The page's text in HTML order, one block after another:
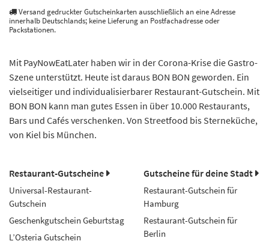
Versand gedruckter Gutscheinkarten ausschließlich an eine Adresse
innerhalb Deutschlands; keine Lieferung an Postfachadresse oder
Packstationen.
Mit PayNowEatLater haben wir in der Corona-Krise die Gastro-
Szene unterstützt. Heute ist daraus BON BON geworden. Ein
vielseitiger und individualisierbarer Restaurant-Gutschein. Mit
BON BON kann man gutes Essen in über 10.000 Restaurants,
Bars und Cafés verschenken. Von Streetfood bis Sterneküche,
von Kiel bis München.
Restaurant-Gutscheine
Universal-Restaurant-
Gutschein
Geschenkgutschein Geburtstag
L’Osteria Gutschein
Gutscheine für deine Stadt
Restaurant-Gutschein für
Hamburg
Restaurant-Gutschein für
Berlin